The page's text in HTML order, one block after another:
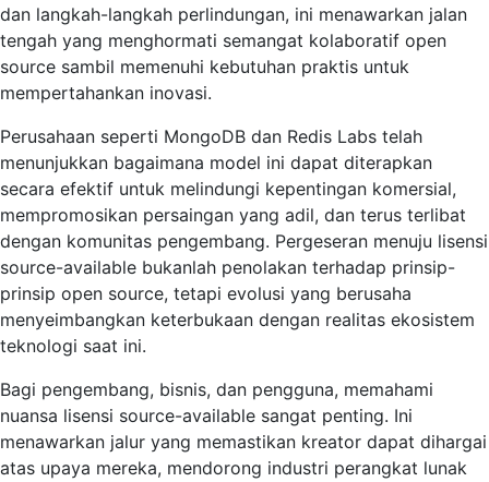
dan langkah-langkah perlindungan, ini menawarkan jalan
tengah yang menghormati semangat kolaboratif open
source sambil memenuhi kebutuhan praktis untuk
mempertahankan inovasi.
Perusahaan seperti MongoDB dan Redis Labs telah
menunjukkan bagaimana model ini dapat diterapkan
secara efektif untuk melindungi kepentingan komersial,
mempromosikan persaingan yang adil, dan terus terlibat
dengan komunitas pengembang. Pergeseran menuju lisensi
source-available bukanlah penolakan terhadap prinsip-
prinsip open source, tetapi evolusi yang berusaha
menyeimbangkan keterbukaan dengan realitas ekosistem
teknologi saat ini.
Bagi pengembang, bisnis, dan pengguna, memahami
nuansa lisensi source-available sangat penting. Ini
menawarkan jalur yang memastikan kreator dapat dihargai
atas upaya mereka, mendorong industri perangkat lunak